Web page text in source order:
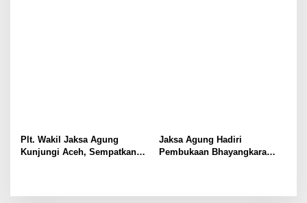
Plt. Wakil Jaksa Agung
Kunjungi Aceh, Sempatkan
Jaksa Agung Hadiri
Pembukaan Bhayangkara